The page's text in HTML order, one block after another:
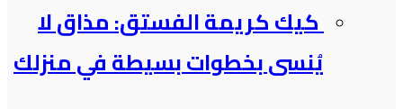
كيك كريمة الفستق: مذاق لا
يُنسى بخطوات بسيطة في منزلك